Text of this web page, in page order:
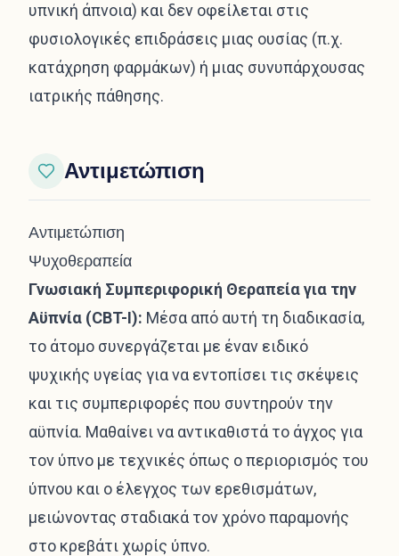
υπνική άπνοια) και δεν οφείλεται στις
φυσιολογικές επιδράσεις μιας ουσίας (π.χ.
κατάχρηση φαρμάκων) ή μιας συνυπάρχουσας
ιατρικής πάθησης.
Αντιμετώπιση
Αντιμετώπιση
Ψυχοθεραπεία
Γνωσιακή Συμπεριφορική Θεραπεία για την
Αϋπνία (CBT-I): Μέσα από αυτή τη διαδικασία,
το άτομο συνεργάζεται με έναν ειδικό
ψυχικής υγείας για να εντοπίσει τις σκέψεις
και τις συμπεριφορές που συντηρούν την
αϋπνία. Μαθαίνει να αντικαθιστά το άγχος για
τον ύπνο με τεχνικές όπως ο περιορισμός του
ύπνου και ο έλεγχος των ερεθισμάτων,
μειώνοντας σταδιακά τον χρόνο παραμονής
στο κρεβάτι χωρίς ύπνο.